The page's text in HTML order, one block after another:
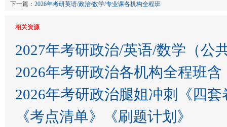
下一篇： 2026年考研英语/政治/数学/专业课各机构全程班
相关资源
2027年考研政治/英语/数学（公
2026年考研政治各机构全程班
2026年考研政治腿姐冲刺《四
《考点清单》《刷题计划》